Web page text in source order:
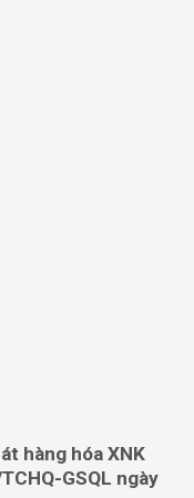
hàng hóa XNK
GSQL ngày